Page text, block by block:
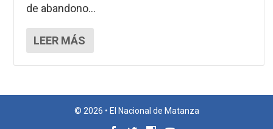
de abandono...
LEER MÁS
© 2026 • El Nacional de Matanza